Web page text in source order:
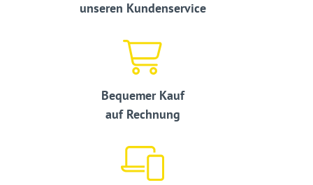
unseren Kundenservice
Bequemer Kauf
auf Rechnung